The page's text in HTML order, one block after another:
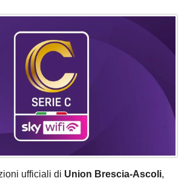
ufficiali di Union Brescia-Ascoli,